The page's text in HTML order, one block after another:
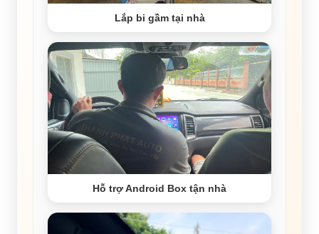
Lắp bi gầm tại nhà
Hỗ trợ Android Box tận nhà